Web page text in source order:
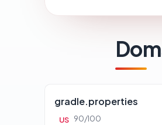
gradle.properties
US 90/100